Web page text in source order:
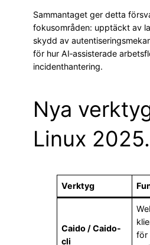
Sammantaget ger detta
fokusområden: upptäckt av
skydd av
för hur AI‑assisterade
incidenthantering.
Nya
Linux
Verktyg
Caido / Caido-
cli
för